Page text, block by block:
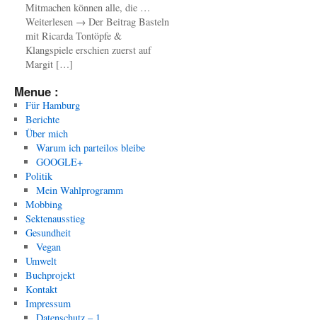
Mitmachen können alle, die …
Weiterlesen → Der Beitrag Basteln
mit Ricarda Tontöpfe &
Klangspiele erschien zuerst auf
Margit […]
Menue :
Für Hamburg
Berichte
Über mich
Warum ich parteilos bleibe
GOOGLE+
Politik
Mein Wahlprogramm
Mobbing
Sektenausstieg
Gesundheit
Vegan
Umwelt
Buchprojekt
Kontakt
Impressum